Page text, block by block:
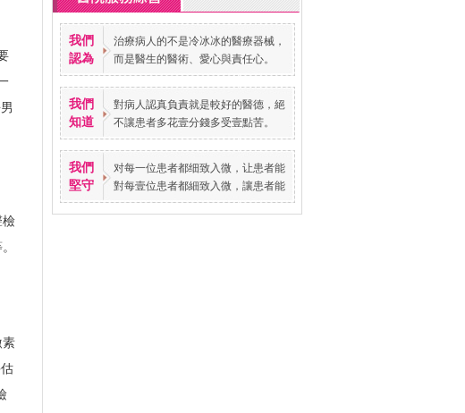
檢
素
我們
認為
治療病人的不是冷冰冰的醫療器械，
而是醫生的醫術、愛心與責任心。
我們
知道
對病人認真負責就是較好的醫德，絕
不讓患者多花壹分錢多受壹點苦。
我們
堅守
对每一位患者都细致入微，让患者能
對每壹位患者都細致入微，讓患者能